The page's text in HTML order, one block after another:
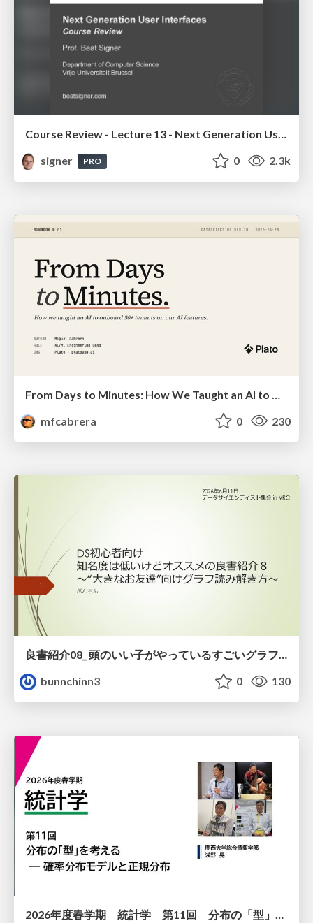
Course Review - Lecture 13 - Next Generation User Interfaces (4018166FNR)
signer
PRO 0 2.3k
mfcabrera
0 230
良書紹介08_ 頭のいい子がやっているすごいグラフの読み方
bunnchinn3
0 130
2026年度春学期 統計学 第11回 分布の「型」を考える － 確率分布モデルと正規分布 (2026. 6. 11)